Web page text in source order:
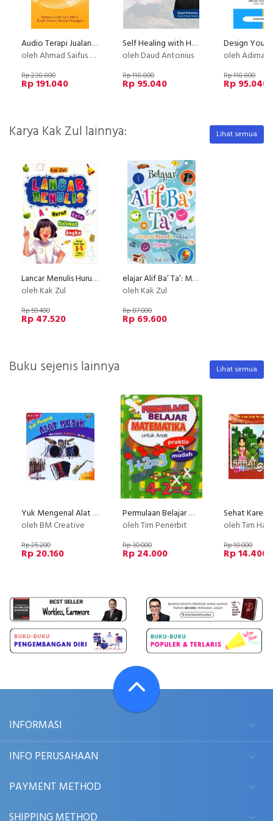
Audio Terapi Jualan Laris
oleh Ahmad Saifus Salam
Rp 238.800
Rp 191.040
Self Healing with Hypnotherapy
oleh Daud Antonius
Rp 118.800
Rp 95.040
oleh Adimas (Dee)
Rp 118.800
Rp 95.040
Karya Kak Zul lainnya: Lihat semua
Lancar Menulis Huruf, Kata, Kalimat, Angka ( anak hebat )
oleh Kak Zul
Rp 59.400
Rp 47.520
elajar Alif Ba’ Ta’: Mengenal Huruf & Angka Hijaiyah
oleh Kak Zul
Rp 87.000
Rp 69.600
Buku sejenis lainnya Lihat semua
Yuk Mengenal Alat Musik (Tiga Bahasa Indonesia-Inggris-Arab)
oleh BM Creative
Rp 25.200
Rp 20.160
Permulaan Belajar Matematika untuk Anak Praktis & Mudah
oleh Tim Penerbit
Rp 30.000
Rp 24.000
Sehat Karena
oleh Tim Happy
Rp 18.000
Rp 14.400
INFORMASI
INFO PERUSAHAAN
PAYMENT METHOD